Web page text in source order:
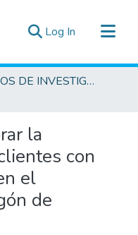
Log In (current)
TRABAJOS DE INVESTIGACIÓN
la
con
el
de